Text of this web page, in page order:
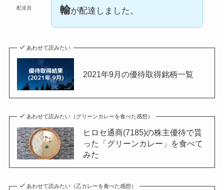
配達員
輸が配達しました。
あわせて読みたい
2021年9月の優待取得銘柄一覧
あわせて読みたい（グリーンカレーを食べた感想）
ヒロセ通商(7185)の株主優待で貰
った「グリーンカレー」を食べて
みた
あわせて読みたい（乙カレーを食べた感想）